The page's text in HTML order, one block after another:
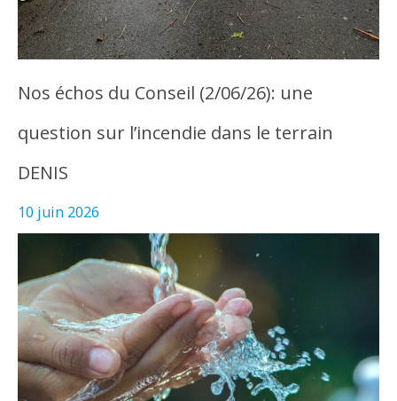
Nos échos du Conseil (2/06/26): une
question sur l’incendie dans le terrain
DENIS
10 juin 2026